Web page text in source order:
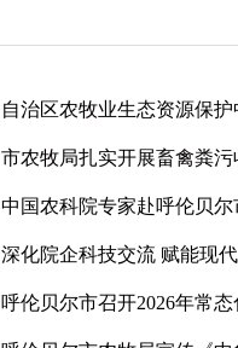
自治区农牧业生态资源保
市农牧局扎实开展畜禽粪
中国农科院专家赴呼伦贝
深化院企科技交流 赋能现
呼伦贝尔市召开2026年常